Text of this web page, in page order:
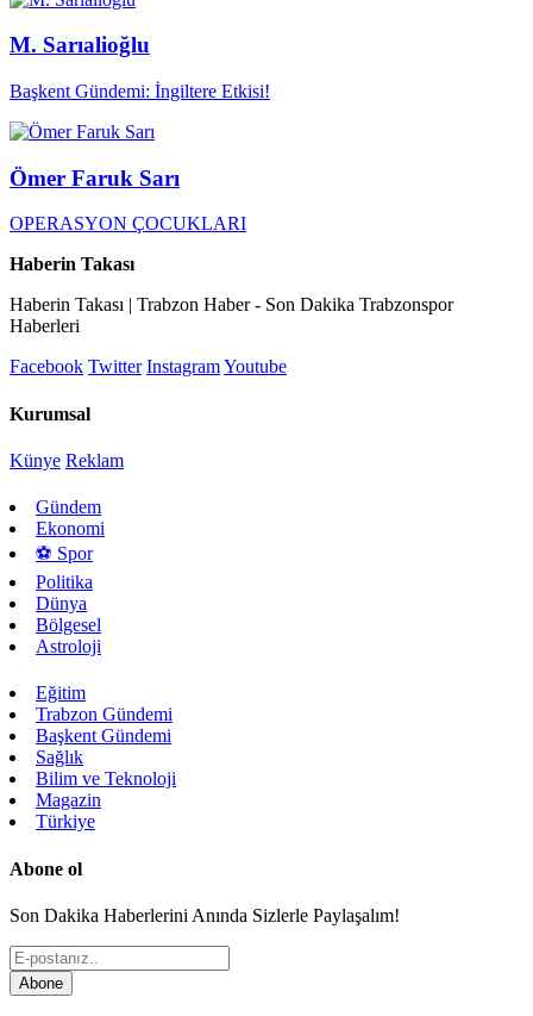
M. Sarıalioğlu
Başkent Gündemi: İngiltere Etkisi!
Ömer Faruk Sarı
OPERASYON ÇOCUKLARI
Haberin Takası
Haberin Takası | Trabzon Haber - Son Dakika Trabzonspor
Haberleri
Facebook Twitter InstagramYoutube
Kurumsal
Künye Reklam
Gündem
Ekonomi
⚽ Spor
Politika
Dünya
Bölgesel
Astroloji
Eğitim
Trabzon Gündemi
Başkent Gündemi
Sağlık
Bilim ve Teknoloji
Magazin
Türkiye
Abone ol
Son Dakika Haberlerini Anında Sizlerle Paylaşalım!
Abone